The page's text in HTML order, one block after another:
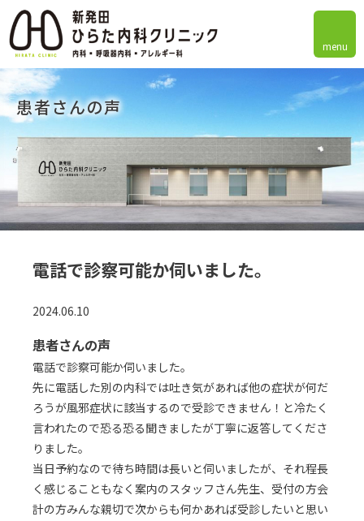
患者さんの声
電話で診察可能か伺いました。
2024.06.10
患者さんの声
電話で診察可能か伺いました。
先に電話した別の内科では吐き気があれば他の症状が何だ
ろうが風邪症状に該当するので受診できません！と冷たく
言われたので恐る恐る聞きましたが丁寧に返答してくださ
りました。
当日予約なので待ち時間は長いと伺いましたが、それ程長
く感じることもなく案内のスタッフさん先生、受付の方会
計の方みんな親切で次からも何かあれば受診したいと思い
menu